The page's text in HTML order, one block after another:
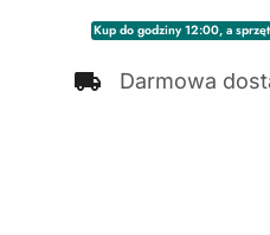
Kup do godziny 12:00, a
Darmowa